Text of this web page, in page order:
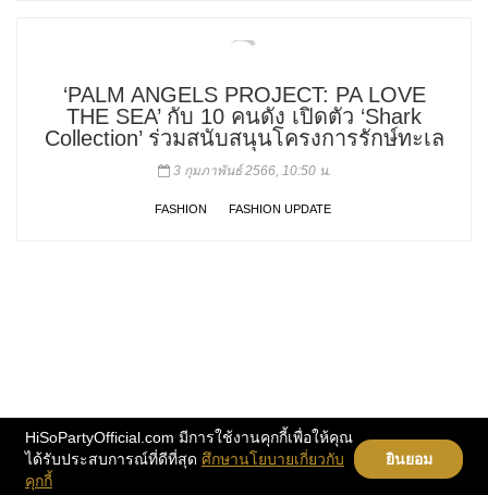
‘PALM ANGELS PROJECT: PA LOVE
THE SEA’ กับ 10 คนดัง เปิดตัว ‘Shark
Collection’ ร่วมสนับสนุนโครงการรักษ์ทะเล
3 กุมภาพันธ์ 2566, 10:50 น.
FASHION FASHION UPDATE
HiSoPartyOfficial.com มีการใช้งานคุกกี้เพื่อให้คุณ
ได้รับประสบการณ์ที่ดีที่สุด ศึกษานโยบายเกี่ยวกับ
คุกกี้
ยินยอม